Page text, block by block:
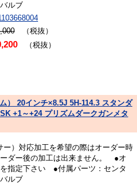
ルブ
（税抜）
（税抜）
） 20インチ×8.5J 5H-114.3 スタンダ
+1～+24 プリズムダークガンメタ
ー）対応加工を希望の際はオーダー時
ダー後の加工は出来ません。 ●オ
指定下さい ●付属パーツ：センタ
ルブ